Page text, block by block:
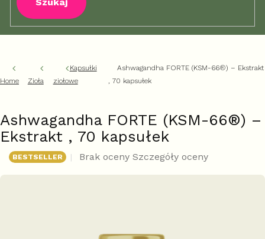
Home Zioła
Kapsułki
ziołowe
Ashwagandha FORTE (KSM-66®) – Ekstrakt
, 70 kapsułek
Ashwagandha FORTE (KSM-66®) –
Ekstrakt , 70 kapsułek
BESTSELLER
Średnia
Brak oceny Szczegóły oceny